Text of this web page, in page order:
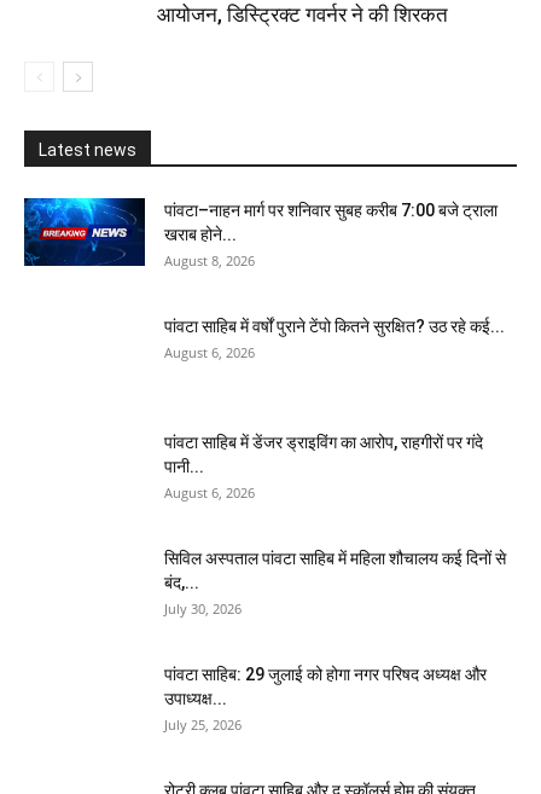
आयोजन, डिस्ट्रिक्ट गवर्नर ने की शिरकत
Latest news
पांवटा–नाहन मार्ग पर शनिवार सुबह करीब 7:00 बजे ट्राला
खराब होने...
August 8, 2026
पांवटा साहिब में वर्षों पुराने टेंपो कितने सुरक्षित? उठ रहे कई...
August 6, 2026
पांवटा साहिब में डेंजर ड्राइविंग का आरोप, राहगीरों पर गंदे
पानी...
August 6, 2026
सिविल अस्पताल पांवटा साहिब में महिला शौचालय कई दिनों से
बंद,...
July 30, 2026
पांवटा साहिब: 29 जुलाई को होगा नगर परिषद अध्यक्ष और
उपाध्यक्ष...
July 25, 2026